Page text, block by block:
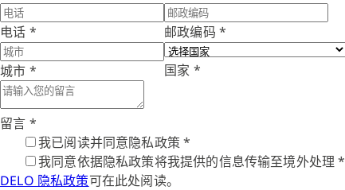
电话 * 邮政编码 *
城市 * 国家 *
留言 *
我已阅读并同意隐私政策*
我同意依据隐私政策将我提供的信息传输至境外处理*
DELO 隐私政策可在此处阅读。